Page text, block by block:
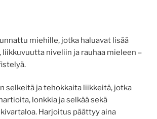
miehille, jotka haluavat lisää
liikkuvuutta niveliin ja rauhaa mieleen –
selkeitä ja tehokkaita liikkeitä, jotka
lonkkia ja selkää sekä
Harjoitus päättyy aina